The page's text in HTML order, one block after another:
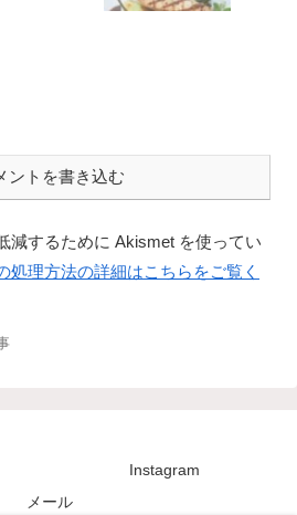
ントを書き込む
減するために Akismet を使ってい
処理方法の詳細はこちらをご覧く
Instagram
メール